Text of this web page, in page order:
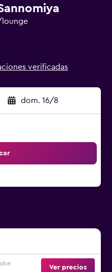
lounge
verificadas
dom. 16/8
Ver precios